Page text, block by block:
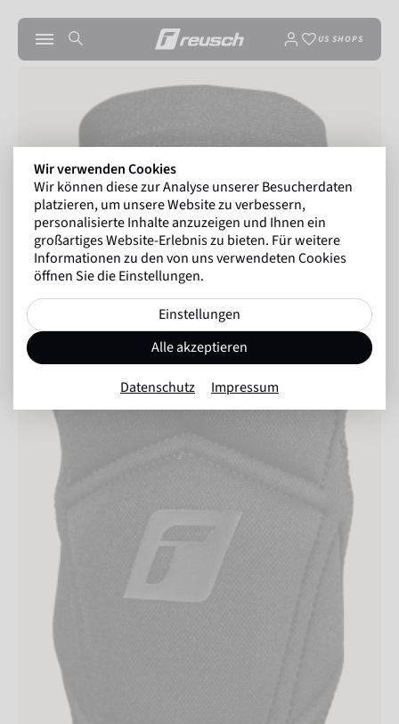
US SHOPS
Wir verwenden Cookies
Wir können diese zur Analyse unserer Besucherdaten
platzieren, um unsere Website zu verbessern,
personalisierte Inhalte anzuzeigen und Ihnen ein
großartiges Website-Erlebnis zu bieten. Für weitere
Informationen zu den von uns verwendeten Cookies
öffnen Sie die Einstellungen.
Einstellungen
Alle akzeptieren
Datenschutz Impressum